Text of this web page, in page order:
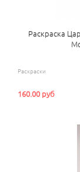
Раскраска
Раскраски
160.00 руб